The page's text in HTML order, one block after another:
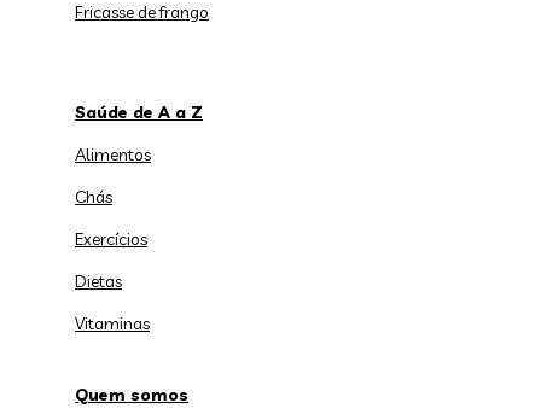
Fricasse de frango
Saúde de A a Z
Alimentos
Chás
Exercícios
Dietas
Vitaminas
Quem somos